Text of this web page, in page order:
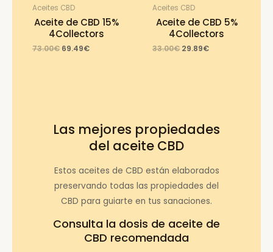
Aceites CBD
Aceite de CBD 15%
4Collectors
73.00€ Original
69.49€Current
Aceites CBD
Aceite de CBD 5%
4Collectors
33.00€ Original
29.89€Current
Las mejores propiedades
del aceite CBD
Estos aceites de CBD están elaborados
preservando todas las propiedades del
CBD para guiarte en tus sanaciones.
Consulta la dosis de aceite de
CBD recomendada